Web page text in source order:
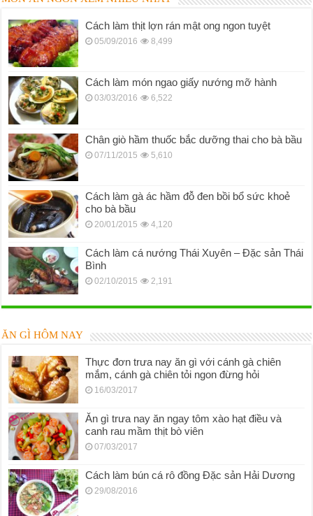
Cách làm thịt lợn rán mật ong ngon tuyệt
05/09/2016 8,499
Cách làm món ngao giấy nướng mỡ hành
03/03/2016 6,522
Chân giò hầm thuốc bắc dưỡng thai cho bà bầu
07/11/2015 5,610
Cách làm gà ác hầm đỗ đen bồi bổ sức khoẻ
cho bà bầu
20/01/2015 4,120
Cách làm cá nướng Thái Xuyên – Đặc sản Thái
Bình
02/10/2015 2,191
ĂN GÌ HÔM NAY
Thực đơn trưa nay ăn gì với cánh gà chiên
mắm, cánh gà chiên tỏi ngon đừng hỏi
16/03/2017
Ăn gì trưa nay ăn ngay tôm xào hạt điều và
canh rau mầm thịt bò viên
07/03/2017
Cách làm bún cá rô đồng Đặc sản Hải Dương
29/08/2016